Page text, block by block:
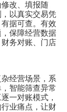
改、填报随
以真实交易凭
据可查。有效
保障经营数据
务对账、门店
经营场景，系
智能筛查异常
一对账模式，
业痛点，让财